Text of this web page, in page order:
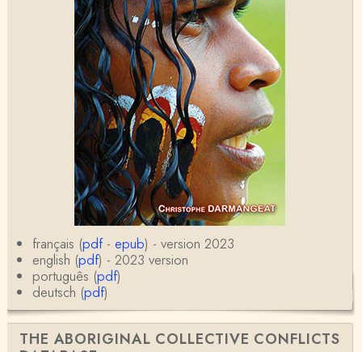
français (pdf- epub) - version 2023
english (pdf) - 2023 version
português (pdf)
deutsch (pdf)
THE ABORIGINAL COLLECTIVE CONFLICTS